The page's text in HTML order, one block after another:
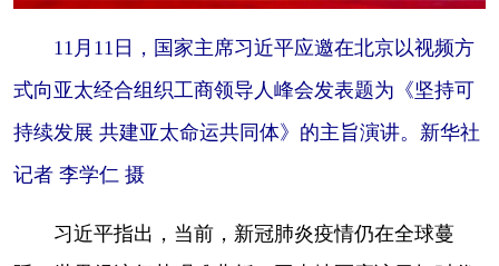
Deutsch
11月11日，国家主席习近平应邀在北京以视频方
式向亚太经合组织工商领导人峰会发表题为《坚持可
持续发展 共建亚太命运共同体》的主旨演讲。新华社
记者 李学仁 摄
习近平指出，当前，新冠肺炎疫情仍在全球蔓